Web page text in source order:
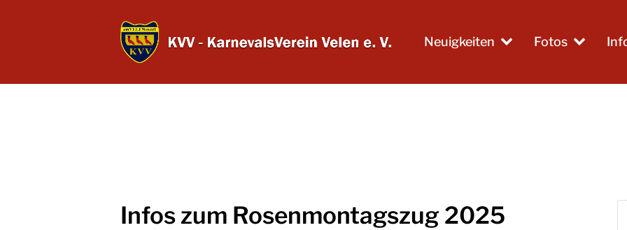
Neuigkeiten Fotos
Infos zum Rosenmontagszug 2025